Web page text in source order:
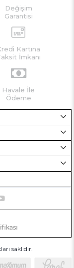
Değişim
Garantisi
Kartına
İmkanı
Havale İle
Ödeme
saklıdır.